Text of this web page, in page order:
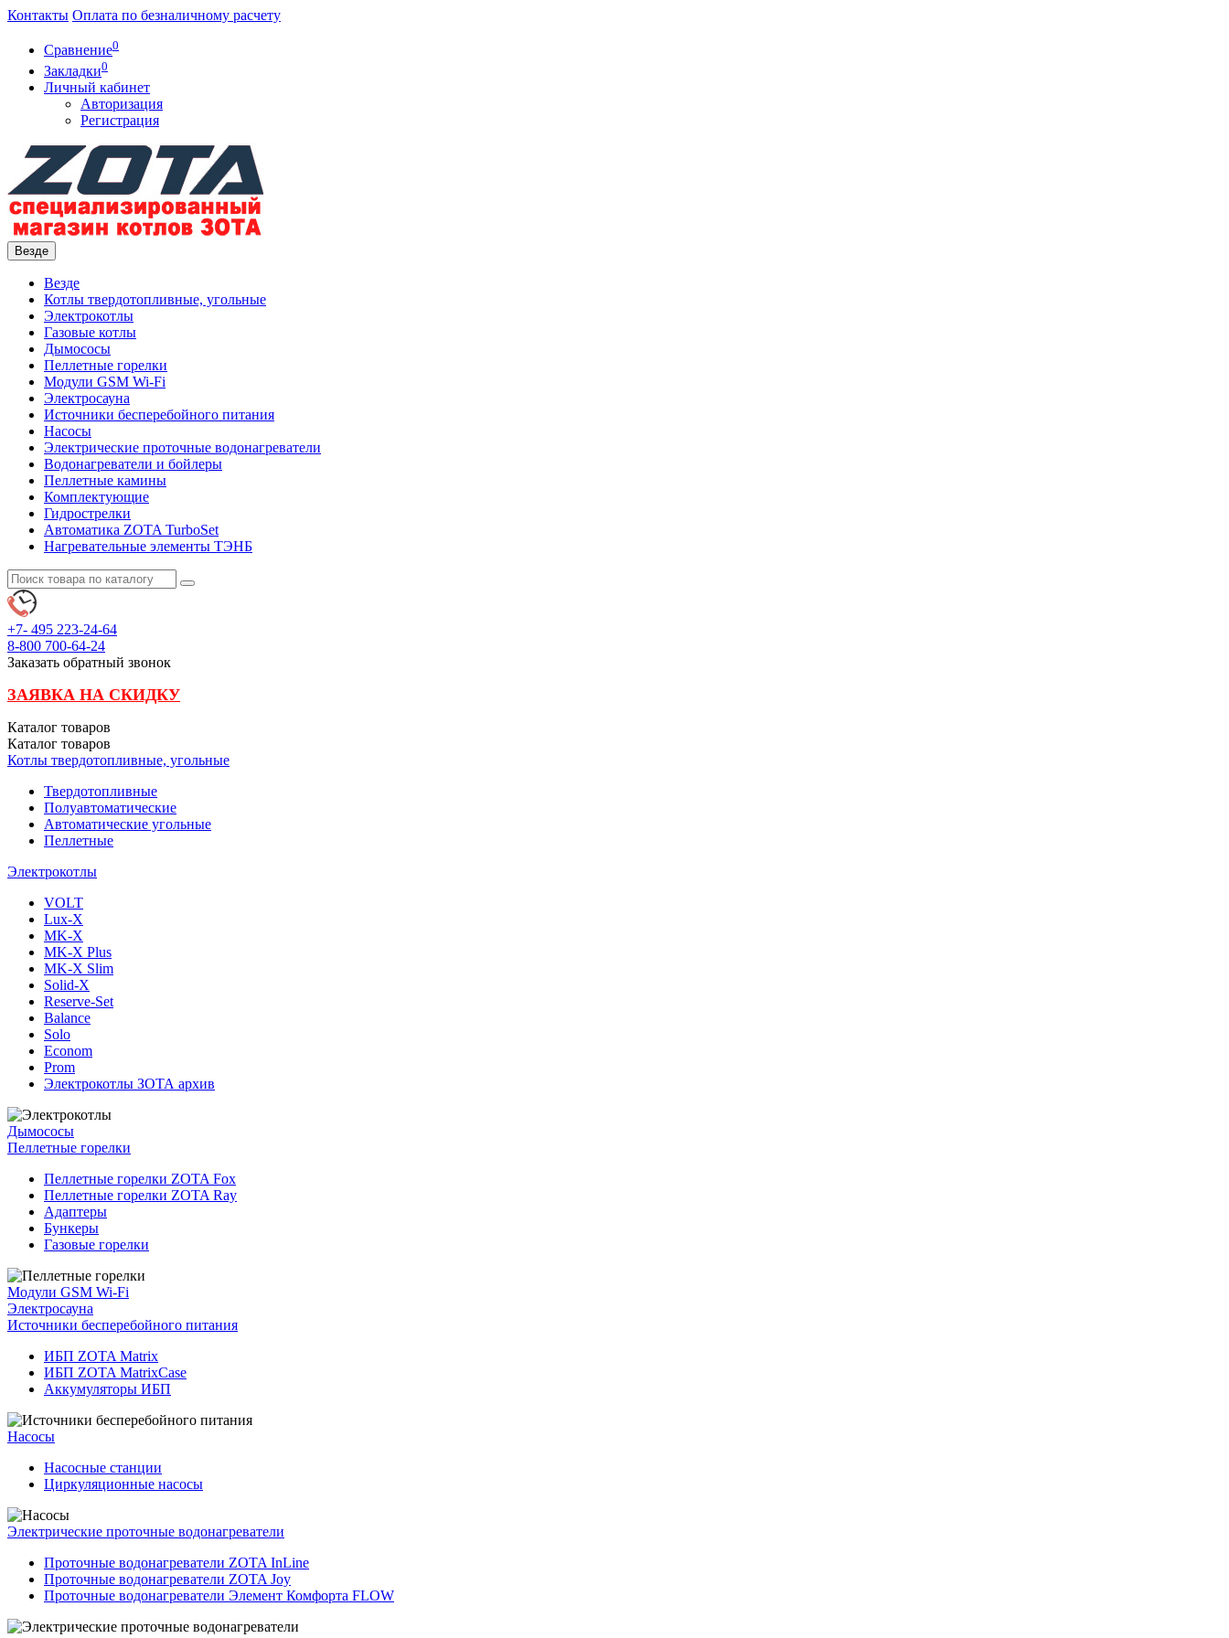
Контакты Оплата по безналичному расчету
Сравнение0
Закладки0
Личный кабинет
Авторизация
Регистрация
Везде
Везде
Котлы твердотопливные, угольные
Электрокотлы
Газовые котлы
Дымососы
Пеллетные горелки
Модули GSM Wi-Fi
Электросауна
Источники бесперебойного питания
Насосы
Электрические проточные водонагреватели
Водонагреватели и бойлеры
Пеллетные камины
Комплектующие
Гидрострелки
Автоматика ZOTA TurboSet
Нагревательные элементы ТЭНБ
+7- 495 223-24-64
8-800 700-64-24
Заказать обратный звонок
ЗАЯВКА НА СКИДКУ
Каталог товаров
Каталог товаров
Котлы твердотопливные, угольные
Твердотопливные
Полуавтоматические
Автоматические угольные
Пеллетные
Электрокотлы
VOLT
Lux-X
MK-X
MK-X Plus
MK-X Slim
Solid-X
Reserve-Set
Balance
Solo
Econom
Prom
Электрокотлы ЗОТА архив
Дымососы
Пеллетные горелки
Пеллетные горелки ZOTA Fox
Пеллетные горелки ZOTA Ray
Адаптеры
Бункеры
Газовые горелки
Модули GSM Wi-Fi
Электросауна
Источники бесперебойного питания
ИБП ZOTA Matrix
ИБП ZOTA MatrixCase
Аккумуляторы ИБП
Насосы
Насосные станции
Циркуляционные насосы
Электрические проточные водонагреватели
Проточные водонагреватели ZOTA InLine
Проточные водонагреватели ZOTA Joy
Проточные водонагреватели Элемент Комфорта FLOW